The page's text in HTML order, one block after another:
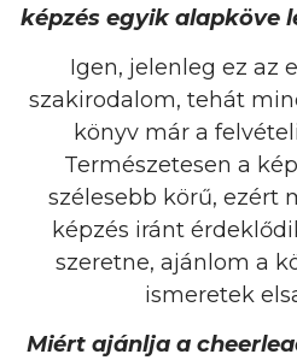
képzés egyik alapköve
Igen, jelenleg ez az
szakirodalom, tehát
könyv már a
Természetesen a
szélesebb körű, ezért
képzés iránt
szeretne, ajánlom a
ismeretek
Miért ajánlja a